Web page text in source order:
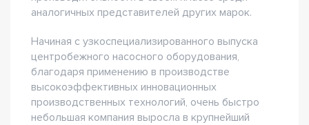
аналогичных представителей других марок.
Начиная с узкоспециализированного выпуска
центробежного насосного оборудования,
благодаря применению в производстве
высокоэффективных инновационных
производственных технологий, очень быстро
небольшая компания выросла в крупнейший